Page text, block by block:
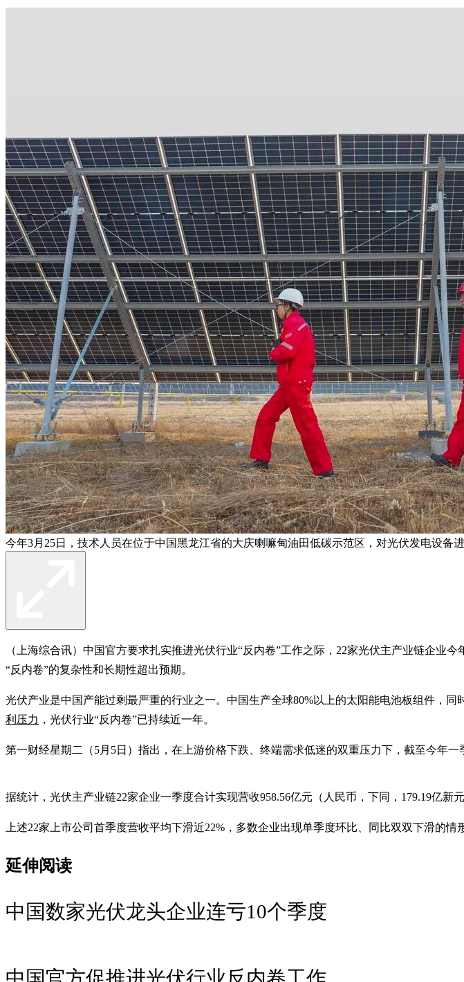
今年3月25日，技术人员在位于中国黑龙江省的大庆喇嘛甸油田低碳示范区，对光伏发电设备
（上海综合讯）中国官方要求扎实推进光伏行业“反内卷”工作之际，22家光伏主产业链企业
“反内卷”的复杂性和长期性超出预期。
光伏产业是中国产能过剩最严重的行业之一。中国生产全球80%以上的太阳能电池板组件，
利压力 ，光伏行业“反内卷”已持续近一年。
第一财经星期二（5月5日）指出，在上游价格下跌、终端需求低迷的双重压力下，截至今年
据统计，光伏主产业链22家企业一季度合计实现营收958.56亿元（人民币，下同，179.19亿新
上述22家上市公司首季度营收平均下滑近22%，多数企业出现单季度环比、同比双双下滑的情
延伸阅读
中国数家光伏龙头企业连亏10个季度